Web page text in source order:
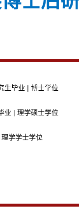
生毕业 | 博士学位
业 | 理学硕士学位
学学士学位